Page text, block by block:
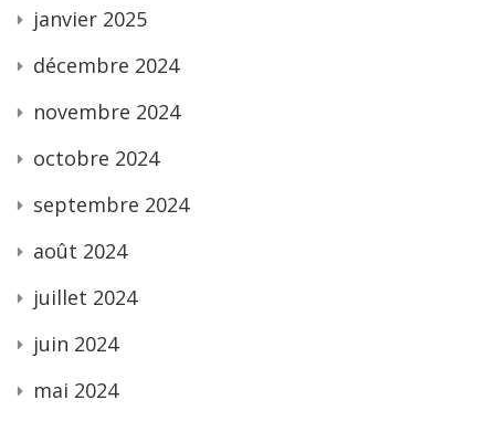
janvier 2025
décembre 2024
novembre 2024
octobre 2024
septembre 2024
août 2024
juillet 2024
juin 2024
mai 2024